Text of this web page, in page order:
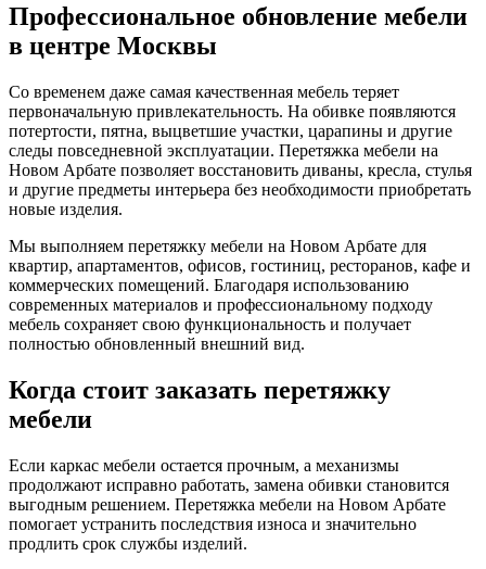
Профессиональное обновление мебели
в центре Москвы
Со временем даже самая качественная мебель теряет
первоначальную привлекательность. На обивке появляются
потертости, пятна, выцветшие участки, царапины и другие
следы повседневной эксплуатации. Перетяжка мебели на
Новом Арбате позволяет восстановить диваны, кресла, стулья
и другие предметы интерьера без необходимости приобретать
новые изделия.
Мы выполняем перетяжку мебели на Новом Арбате для
квартир, апартаментов, офисов, гостиниц, ресторанов, кафе и
коммерческих помещений. Благодаря использованию
современных материалов и профессиональному подходу
мебель сохраняет свою функциональность и получает
полностью обновленный внешний вид.
Когда стоит заказать перетяжку
мебели
Если каркас мебели остается прочным, а механизмы
продолжают исправно работать, замена обивки становится
выгодным решением. Перетяжка мебели на Новом Арбате
помогает устранить последствия износа и значительно
продлить срок службы изделий.